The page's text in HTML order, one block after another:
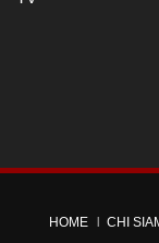
HOME CHI